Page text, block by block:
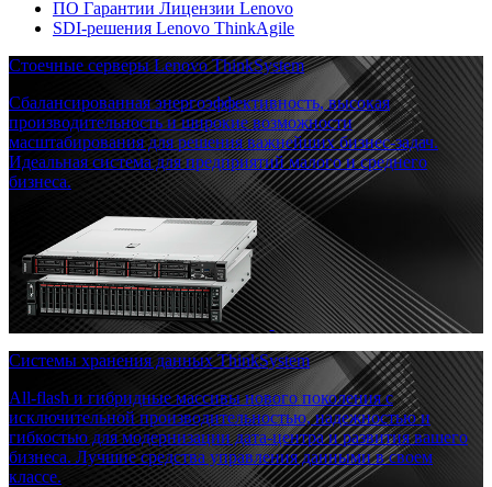
ПО Гарантии Лицензии Lenovo
SDI-решения Lenovo ThinkAgile
Стоечные серверы Lenovo ThinkSystem
Сбалансированная энергоэффективность, высокая
производительность и широкие возможности
масштабирования для решения важнейших бизнес-задач.
Идеальная система для предприятий малого и среднего
бизнеса.
Системы хранения данных ThinkSystem
All-flash и гибридные массивы нового поколения с
исключительной производительностью, надежностью и
гибкостью для модернизации дата-центра и развития вашего
бизнеса. Лучшие средства управления данными в своем
классе.